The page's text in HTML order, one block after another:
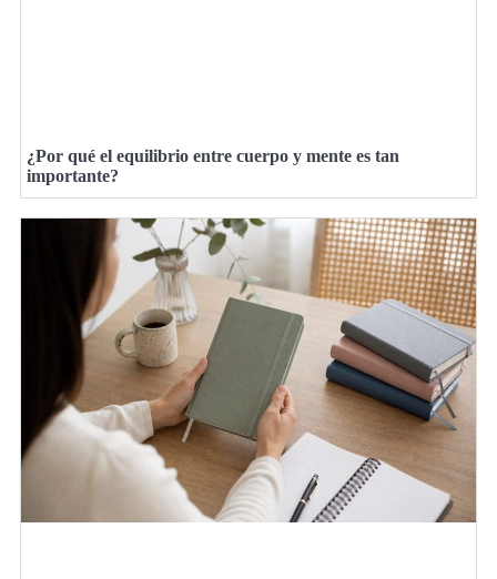
¿Por qué el equilibrio entre cuerpo y mente es tan
importante?